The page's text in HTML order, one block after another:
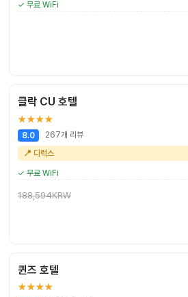
✓ 무료 WiFi
클락 CU 호텔
★★★★
8.0
267개 리뷰
📍 디럭스
✓ 무료 WiFi
188,594KRW
퀸즈 호텔
★★★★